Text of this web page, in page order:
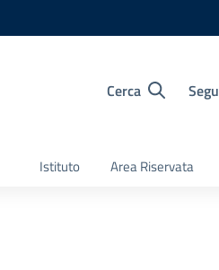
Cerca
Istituto Area Riservata